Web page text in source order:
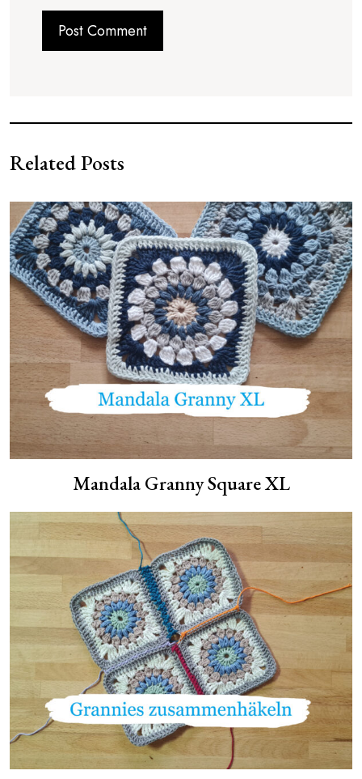
Related Posts
Mandala Granny Square XL